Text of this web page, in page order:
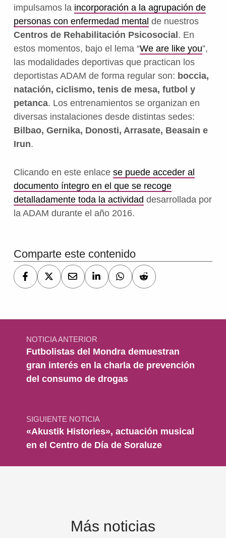
impulsamos la incorporación a la agrupación de
personas con enfermedad mental de nuestros
Centros de Rehabilitación Psicosocial. En
estos momentos, bajo el lema “We are like you”,
las modalidades deportivas que practican los
deportistas ADAM de forma regular son: boccia,
natación, ciclismo, tenis de mesa, futbol y
petanca. Los entrenamientos se organizan en
diversas instalaciones desde distintas sedes:
Bilbao, Gernika, Donosti, Arrasate, Beasain e
Irun.
Clicando en este enlace se puede acceder al
documento íntegro en el que se recoge
detalladamente toda la actividad desarrollada por
la ADAM durante el año 2016.
Comparte este contenido
Navegación de entradas
NOTICIA ANTERIOR
Futbolistas del Mondra demuestran
gran interés en la charla de prevención
del consumo de drogas
SIGUIENTE NOTICIA
«Akustik Histories», actuación musical
en el Centro de Día de Soraluze
Más noticias